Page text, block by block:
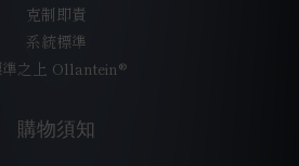
克制即責
系統標準
準之上 Ollantein®
購物須知